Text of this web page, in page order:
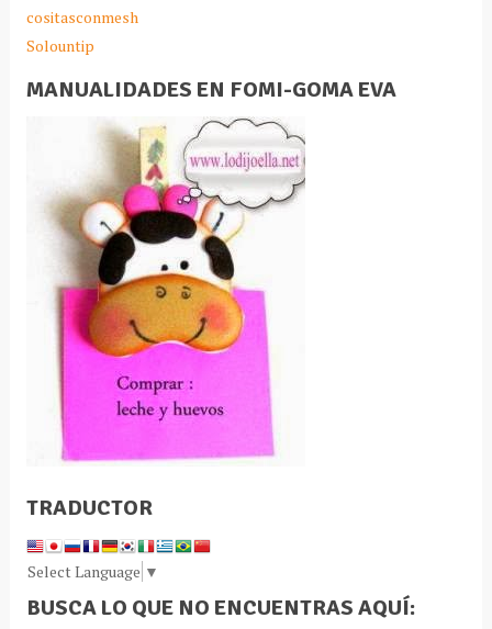
cositasconmesh
Solountip
MANUALIDADES EN FOMI-GOMA EVA
TRADUCTOR
Select Language ▼
BUSCA LO QUE NO ENCUENTRAS AQUÍ: